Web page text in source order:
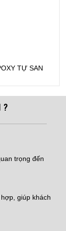
nghệ Nhật
nghệ Nhật
?
trọng đến
giúp khách